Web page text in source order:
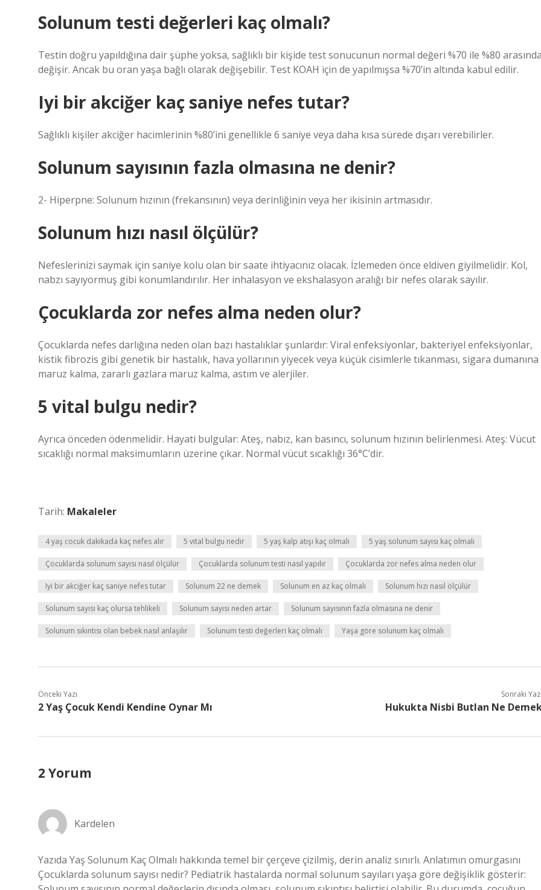
Solunum testi değerleri kaç olmalı?
Testin doğru yapıldığına dair şüphe yoksa, sağlıklı bir kişide test sonucunun normal değeri %70 ile %80
değişir. Ancak bu oran yaşa bağlı olarak değişebilir. Test KOAH için de yapılmışsa %70’in altında kabul edilir.
Iyi bir akciğer kaç saniye nefes tutar?
Sağlıklı kişiler akciğer hacimlerinin %80’ini genellikle 6 saniye veya daha kısa sürede dışarı verebilirler.
Solunum sayısının fazla olmasına ne denir?
2- Hiperpne: Solunum hızının (frekansının) veya derinliğinin veya her ikisinin artmasıdır.
Solunum hızı nasıl ölçülür?
Nefeslerinizi saymak için saniye kolu olan bir saate ihtiyacınız olacak. İzlemeden önce eldiven giyilmelidir. Kol,
nabzı sayıyormuş gibi konumlandırılır. Her inhalasyon ve ekshalasyon aralığı bir nefes olarak sayılır.
Çocuklarda zor nefes alma neden olur?
Çocuklarda nefes darlığına neden olan bazı hastalıklar şunlardır: Viral enfeksiyonlar, bakteriyel enfeksiyonlar,
kistik fibrozis gibi genetik bir hastalık, hava yollarının yiyecek veya küçük cisimlerle tıkanması, sigara dumanına
maruz kalma, zararlı gazlara maruz kalma, astım ve alerjiler.
5 vital bulgu nedir?
Ayrıca önceden ödenmelidir. Hayati bulgular: Ateş, nabız, kan basıncı, solunum hızının belirlenmesi. Ateş: Vücut
sıcaklığı normal maksimumların üzerine çıkar. Normal vücut sıcaklığı 36°C’dir.
Tarih: Makaleler
4 yaş cocuk dakikada kaç nefes alır 5 vital bulgu nedir 5 yaş kalp atışı kaç olmalı 5 yaş solunum sayısı kaç olmalı
Çocuklarda solunum sayısı nasıl ölçülür Çocuklarda solunum testi nasıl yapılır Çocuklarda zor nefes alma neden olur
Iyi bir akciğer kaç saniye nefes tutar Solunum 22 ne demek Solunum en az kaç olmalı Solunum hızı nasıl ölçülür
Solunum sayısı kaç olursa tehlikeli Solunum sayısı neden artar Solunum sayısının fazla olmasına ne denir
Solunum sıkıntısı olan bebek nasıl anlaşılır Solunum testi değerleri kaç olmalı Yaşa göre solunum kaç olmalı
Önceki Yazı
2 Yaş Çocuk Kendi Kendine Oynar Mı
Sonraki
Hukukta Nisbi Butlan Ne
2 Yorum
Kardelen
Yazıda Yaş Solunum Kaç Olmalı hakkında temel bir çerçeve çizilmiş, derin analiz sınırlı. Anlatımın omurgasını
Çocuklarda solunum sayısı nedir? Pediatrik hastalarda normal solunum sayıları yaşa göre değişiklik gösterir: